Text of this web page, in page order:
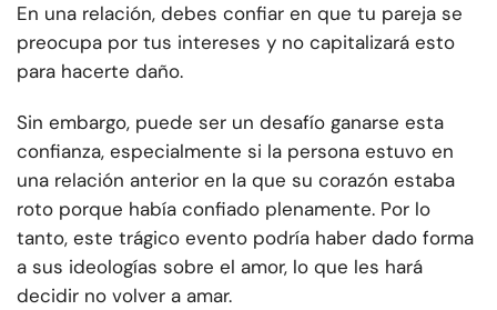
En una relación, debes confiar en que tu pareja se
preocupa por tus intereses y no capitalizará esto
para hacerte daño.
Sin embargo, puede ser un desafío ganarse esta
confianza, especialmente si la persona estuvo en
una relación anterior en la que su corazón estaba
roto porque había confiado plenamente. Por lo
tanto, este trágico evento podría haber dado forma
a sus ideologías sobre el amor, lo que les hará
decidir no volver a amar.